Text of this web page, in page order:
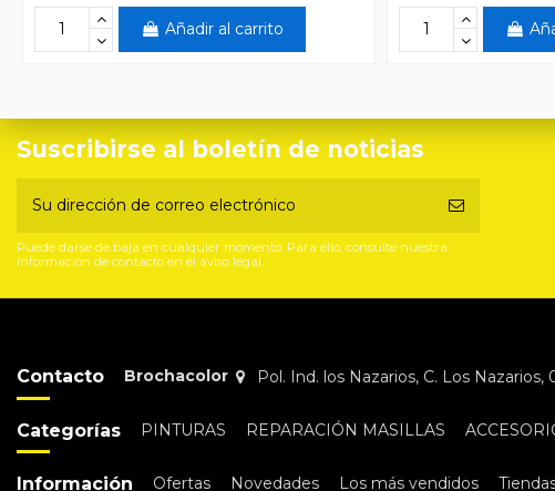
Añadir al carrito
Suscribirse al boletín de noticias
Puede darse de baja en cualquier momento. Para ello, consulte nuestra
información de contacto en el aviso legal.
Contacto Brochacolor Pol. Ind. los Nazarios, C. Los
Categorías PINTURAS REPARACIÓN MASILLAS
Información Ofertas Novedades Los más vendidos